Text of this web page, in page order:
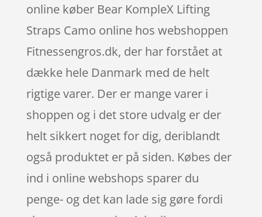
online køber Bear KompleX Lifting
Straps Camo online hos webshoppen
Fitnessengros.dk, der har forstået at
dække hele Danmark med de helt
rigtige varer. Der er mange varer i
shoppen og i det store udvalg er der
helt sikkert noget for dig, deriblandt
også produktet er på siden. Købes der
ind i online webshops sparer du
penge- og det kan lade sig gøre fordi